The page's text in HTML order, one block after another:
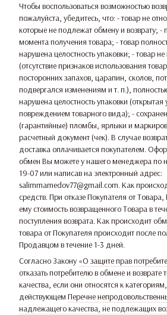
Чтобы воспользоваться возможностью
пожалуйста, убедитесь, что: - товар не
которые не подлежат обмену и возврату;
момента получения товара; - товар
нарушена целостность упаковки; - товар
(отсутствие признаков использования
посторонних запахов, царапин, сколов,
подвергался изменениям и т. п.),
нарушена целостность упаковки (открытая
повреждением товарного вида); -
(гарантийные) пломбы, ярлыки и
расчетный документ (чек). В случае
доставка оплачивается покупателем.
обмен Вы можете у нашего менеджера по
19-07 или написав на электронный адрес:
salimmamedov77@gmail.com. Как
средств. При отказе Покупателя от
ему стоимость возвращенного Товара в
поступления возврата. Как происходит
товара от Покупателя происходит после
Продавцом в течение 1-3 дней.
Согласно Закону «О защите прав
отказать потребителю в обмене и
качества, если они относятся к
действующем Перечне
надлежащего качества, не подлежащих